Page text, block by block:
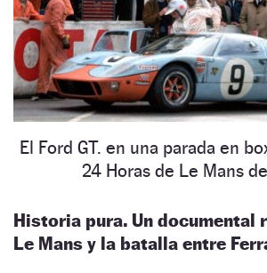
El Ford GT. en una parada en
24 Horas de Le Mans
Historia pura. Un documental
Le Mans y la batalla entre